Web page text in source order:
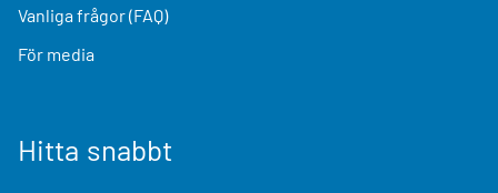
Vanliga frågor (FAQ)
För media
Hitta snabbt